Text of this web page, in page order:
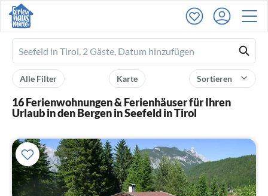
Ferienhausmiete
logo
Sortieren
Karte
Alle Filter
16 Ferienwohnungen & Ferienhäuser für Ihren
Urlaub in den Bergen in Seefeld in Tirol